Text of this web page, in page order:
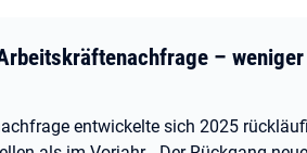
–
entwickelte sich 2025